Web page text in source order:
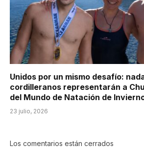
Unidos por un mismo desafío:
cordilleranos representarán a
del Mundo de Natación de
23 julio, 2026
Los comentarios están cerrados